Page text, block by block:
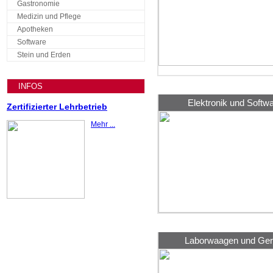
Gastronomie
Medizin und Pflege
Apotheken
Software
Stein und Erden
INFOS
Zertifizierter Lehrbetrieb
Mehr ...
Elektronik und
Laborwaagen und